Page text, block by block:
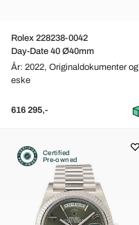
Rolex 228238-0042
Day-Date 40 Ø40mm
År: 2022, Originaldokumenter og
eske
616 295,-
Certified
Pre-owned